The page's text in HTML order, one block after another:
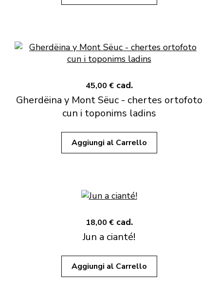
45,00 € cad.
Gherdëina y Mont Sëuc - chertes ortofoto
cun i toponims ladins
Aggiungi al Carrello
18,00 € cad.
Jun a cianté!
Aggiungi al Carrello